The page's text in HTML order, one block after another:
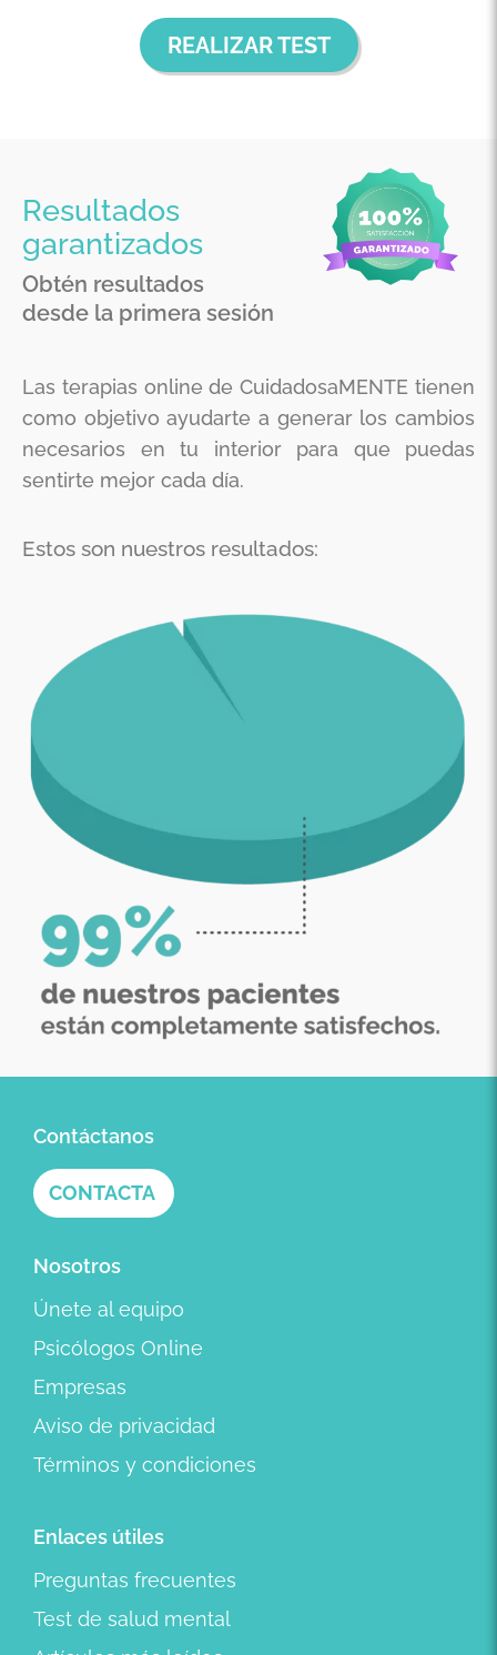
REALIZAR TEST
Resultados
garantizados
Obtén resultados
desde la primera sesión
Las terapias online de CuidadosaMENTE tienen
como objetivo ayudarte a generar los cambios
necesarios en tu interior para que puedas
sentirte mejor cada día.
Estos son nuestros resultados:
Contáctanos
CONTACTA
Nosotros
Únete al equipo
Psicólogos Online
Empresas
Aviso de privacidad
Términos y condiciones
Enlaces útiles
Preguntas frecuentes
Test de salud mental